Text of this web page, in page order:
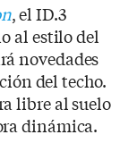
, el ID.3
al estilo del
novedades
del techo.
libre al suelo
dinámica.